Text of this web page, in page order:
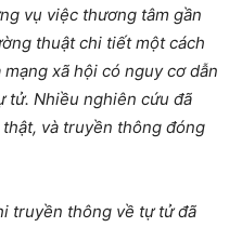
vụ việc thương tâm gần
thuật chi tiết một cách
xã hội có nguy cơ dẫn
tử. Nhiều nghiên cứu đã
và truyền thông đóng
truyền thông về tự tử đã